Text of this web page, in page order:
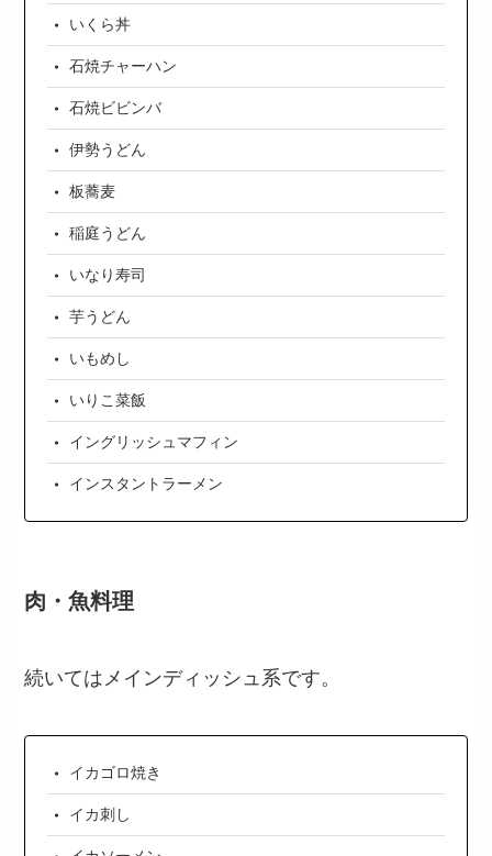
いくら丼
石焼チャーハン
石焼ビビンバ
伊勢うどん
板蕎麦
稲庭うどん
いなり寿司
芋うどん
いもめし
いりこ菜飯
イングリッシュマフィン
インスタントラーメン
肉・魚料理
続いてはメインディッシュ系です。
イカゴロ焼き
イカ刺し